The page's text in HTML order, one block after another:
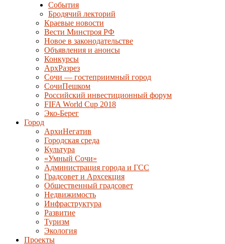
События
Бродячий лекторий
Краевые новости
Вести Минстроя РФ
Новое в законодательстве
Объявления и анонсы
Конкурсы
АрхРазрез
Сочи — гостеприимный город
СочиПешком
Российский инвестиционный форум
FIFA World Cup 2018
Эко-Берег
Город
АрхиНегатив
Городская среда
Культура
«Умный Сочи»
Администрация города и ГСС
Градсовет и Архсекция
Общественный градсовет
Недвижимость
Инфраструктура
Развитие
Туризм
Экология
Проекты